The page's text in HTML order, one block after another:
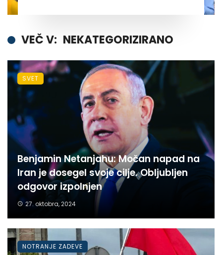
VEČ V: NEKATEGORIZIRANO
Benjamin Netanjahu: Močan napad na
Iran je dosegel svoje cilje. Obljubljen
odgovor izpolnjen
27. oktobra, 2024
SVET
NOTRANJE ZADEVE